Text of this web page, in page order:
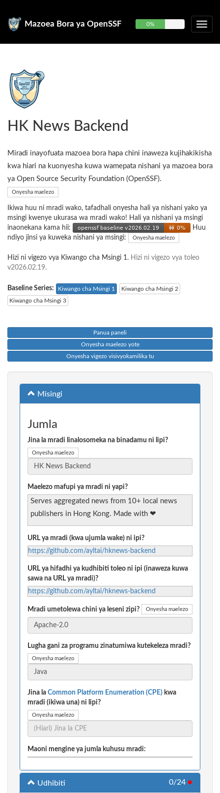
Mazoea Bora ya OpenSSF 0%
HK News Backend
Miradi inayofuata mazoea bora hapa chini inaweza kujihakikisha
kwa hiari na kuonyesha kuwa wamepata nishani ya mazoea bora
ya Open Source Security Foundation (OpenSSF).
Onyesha maelezo
Ikiwa huu ni mradi wako, tafadhali onyesha hali ya nishani yako ya
msingi kwenye ukurasa wa mradi wako! Hali ya nishani ya msingi
inaonekana kama hii:
Huu
ndiyo jinsi ya kuweka nishani ya msingi:
Onyesha maelezo
Hizi ni vigezo vya Kiwango cha Msingi 1. Hizi ni vigezo vya toleo
v2026.02.19.
Baseline Series: Kiwango cha Msingi 1
Kiwango cha Msingi 2
Kiwango cha Msingi 3
Panua paneli
Onyesha maelezo yote
Onyesha vigezo visivyokamilika tu
Misingi
Jumla
Jina la mradi linalosomeka na binadamu ni lipi?
Onyesha maelezo
Maelezo mafupi ya mradi ni yapi?
Serves aggregated news from 10+ local news
publishers in Hong Kong. Made with ❤
URL ya mradi (kwa ujumla wake) ni ipi?
https://github.com/ayltai/hknews-backend
URL ya hifadhi ya kudhibiti toleo ni ipi (inaweza kuwa
sawa na URL ya mradi)?
https://github.com/ayltai/hknews-backend
Mradi umetolewa chini ya leseni zipi? Onyesha maelezo
Lugha gani za programu zinatumiwa kutekeleza mradi?
Onyesha maelezo
Jina la Common Platform Enumeration (CPE) kwa
mradi (ikiwa una) ni lipi?
Onyesha maelezo
Maoni mengine ya jumla kuhusu mradi:
Udhibiti 0/24 ●